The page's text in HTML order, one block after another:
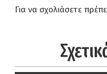
Για να σχολιάσετε